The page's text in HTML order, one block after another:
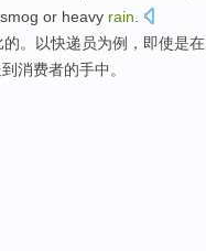
smog or heavy rain
的。以快递员为例 ， 即使是在
消费者的手中。